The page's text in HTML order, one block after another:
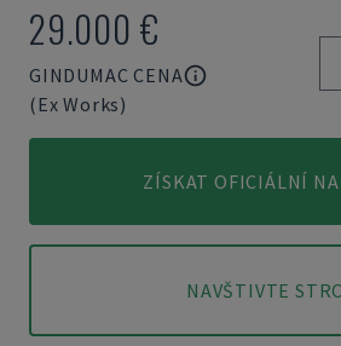
29.000 €
GINDUMAC CENA
(Ex Works)
ZÍSKAT OFICIÁLNÍ
NAVŠTIVTE